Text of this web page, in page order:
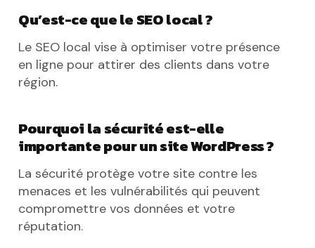
Qu’est-ce que le SEO local ?
Le SEO local vise à optimiser votre présence
en ligne pour attirer des clients dans votre
région.
Pourquoi la sécurité est-elle
importante pour un site WordPress ?
La sécurité protège votre site contre les
menaces et les vulnérabilités qui peuvent
compromettre vos données et votre
réputation.